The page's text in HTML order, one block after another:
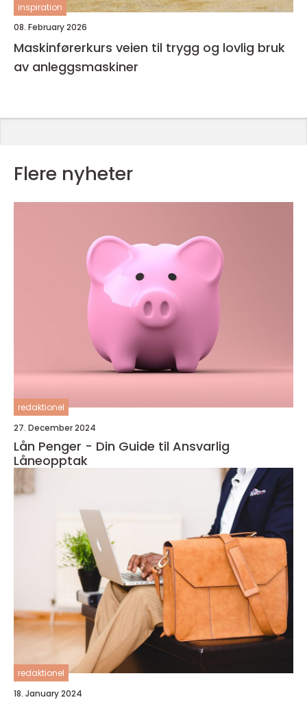
inspiration
08. February 2026
Maskinførerkurs veien til trygg og lovlig bruk
av anleggsmaskiner
Flere nyheter
redaktionel
27. December 2024
Lån Penger - Din Guide til Ansvarlig
Låneopptak
redaktionel
18. January 2024